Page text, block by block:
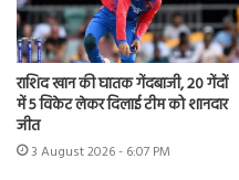
राशिद खान की घातक गेंदबाजी, 20 गेंदों
में 5 विकेट लेकर दिलाई टीम को शानदार
जीत
3 August 2026 - 6:07 PM